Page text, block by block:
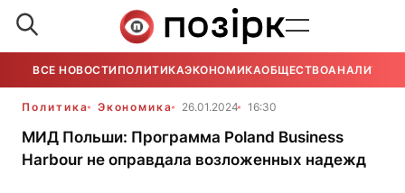
ВСЕ НОВОСТИ ПОЛИТИКАЭКОНОМИКАОБЩЕСТВОАНАЛИТИКА
Политика Экономика 26.01.2024 16:30
МИД Польши: Программа Poland Business
Harbour не оправдала возложенных надежд